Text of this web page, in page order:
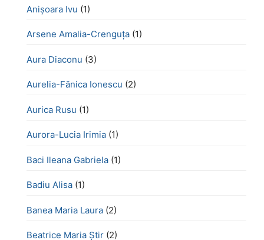
Anișoara Ivu (1)
Arsene Amalia-Crenguța (1)
Aura Diaconu (3)
Aurelia-Fănica Ionescu (2)
Aurica Rusu (1)
Aurora-Lucia Irimia (1)
Baci Ileana Gabriela (1)
Badiu Alisa (1)
Banea Maria Laura (2)
Beatrice Maria Știr (2)